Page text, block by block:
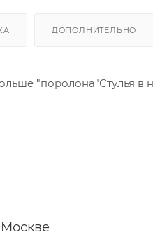
ДОПОЛНИТЕЛЬНО
"поролона"Стулья в